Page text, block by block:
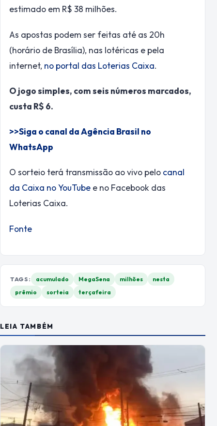
estimado em R$ 38 milhões.
As apostas podem ser feitas até as 20h
(horário de Brasília), nas lotéricas e pela
internet, no portal das Loterias Caixa.
O jogo simples, com seis números marcados,
custa R$ 6.
>>Siga o canal da Agência Brasil no
WhatsApp
O sorteio terá transmissão ao vivo pelo canal
da Caixa no YouTube e no Facebook das
Loterias Caixa.
Fonte
TAGS: acumulado MegaSena milhões
nesta
prêmio
sorteia terçafeira
LEIA TAMBÉM